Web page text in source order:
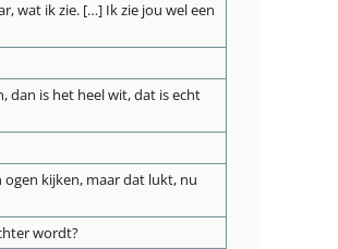
wat ik zie. […] Ik zie jou wel een
dan is het heel wit, dat is echt
kijken, maar dat lukt, nu
wordt?